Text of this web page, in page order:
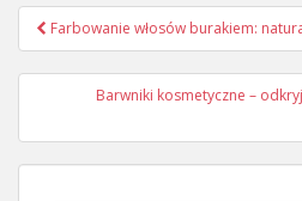
Nawigacja
wpisu
Farbowanie włosów burakiem:
Barwniki kosmetyczne –